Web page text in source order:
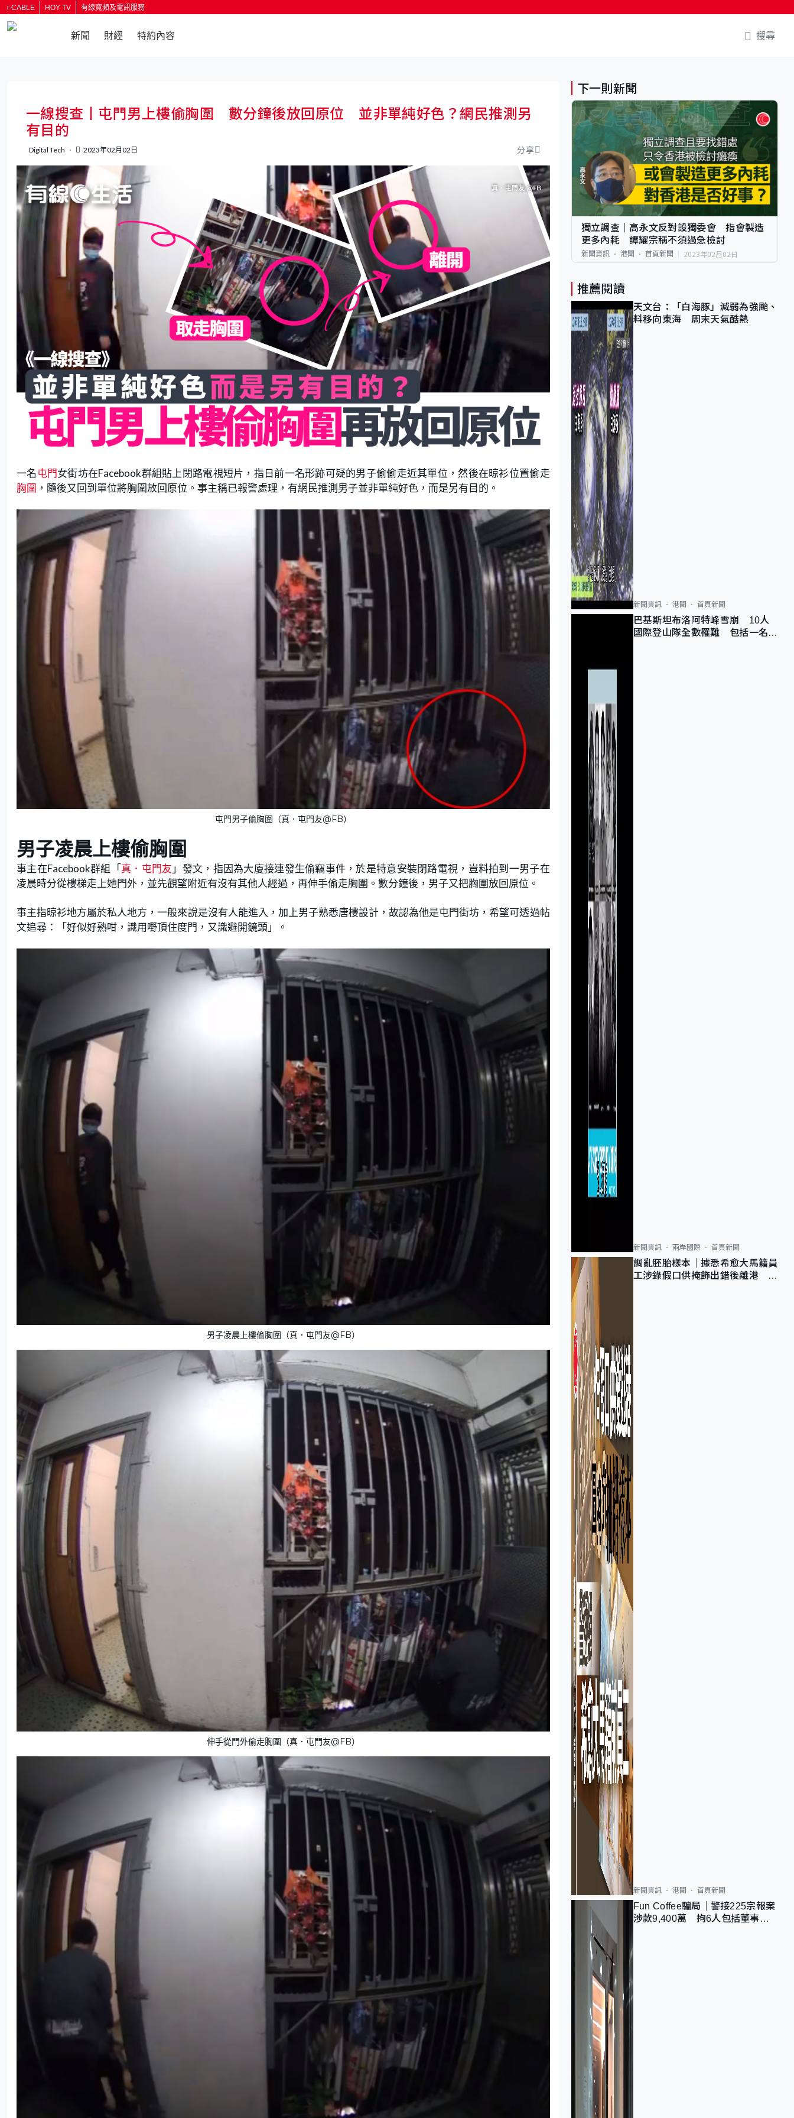
i-CABLE HOY TV 有線寬頻及電訊服務
新聞 財經 特約內容 搜尋
一線搜查丨屯門男上樓偷胸圍 數分鐘後放回原位 並非單純好色？網民推測另
有目的
Digital Tech 2023年02月02日 分享
一名屯門女街坊在Facebook群組貼上閉路電視短片，指日前一名形跡可疑的男子偷偷走近其單位，然後在晾衫位置偷走
胸圍 ，隨後又回到單位將胸圍放回原位。事主稱已報警處理，有網民推測男子並非單純好色，而是另有目的。
屯門男子偷胸圍（真．屯門友@FB）
男子凌晨上樓偷胸圍
事主在Facebook群組「真．屯門友 」發文，指因為大廈接連發生偷竊事件，於是特意安裝閉路電視，豈料拍到一男子在
凌晨時分從樓梯走上她門外，並先觀望附近有沒有其他人經過，再伸手偷走胸圍。數分鐘後，男子又把胸圍放回原位。
事主指晾衫地方屬於私人地方，一般來說是沒有人能進入，加上男子熟悉唐樓設計，故認為他是屯門街坊，希望可透過帖
文追尋：「好似好熟咁，識用嘢頂住度門，又識避開鏡頭」。
男子凌晨上樓偷胸圍（真．屯門友@FB）
伸手從門外偷走胸圍（真．屯門友@FB）
下一則新聞
獨立調查｜高永文反對設獨委會 指會製造
更多內耗 譚耀宗稱不須過急檢討
新聞資訊 港聞 首頁新聞 2023年02月02日
推薦閱讀
天文台：「白海豚」減弱為強颱、
料移向東海 周末天氣酷熱
新聞資訊 港聞 首頁新聞
巴基斯坦布洛阿特峰雪崩 10人
國際登山隊全數罹難 包括一名中
新聞資訊 兩岸國際 首頁新聞
調亂胚胎樣本｜據悉希愈大馬籍員
工涉錄假口供掩飾出錯後離港 警
新聞資訊 港聞 首頁新聞
Fun Coffee騙局｜警接225宗報案
涉款9,400萬 拘6人包括董事股